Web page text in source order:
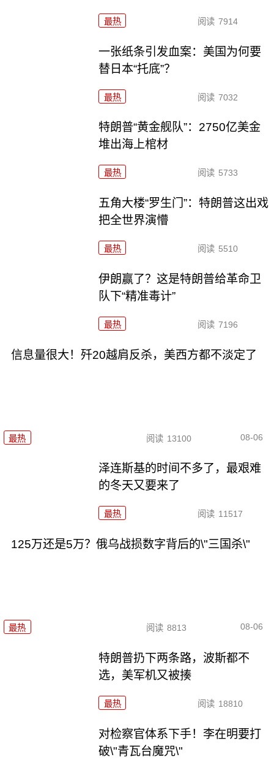
最热 阅读 7914
一张纸条引发血案：美国为何要
替日本“托底”？
最热 阅读 7032
特朗普“黄金舰队”：2750亿美金
堆出海上棺材
最热 阅读 5733
五角大楼“罗生门”：特朗普这出戏
把全世界演懵
最热 阅读 5510
伊朗赢了？这是特朗普给革命卫
队下“精准毒计”
最热 阅读 7196
信息量很大！歼20越肩反杀，美西方都不淡定了
最热 阅读 13100 08-06
泽连斯基的时间不多了，最艰难
的冬天又要来了
最热 阅读 11517
125万还是5万？俄乌战损数字背后的\"三国杀\"
最热 阅读 8813 08-06
特朗普扔下两条路，波斯都不
选，美军机又被揍
最热 阅读 18810
对检察官体系下手！李在明要打
破\"青瓦台魔咒\"